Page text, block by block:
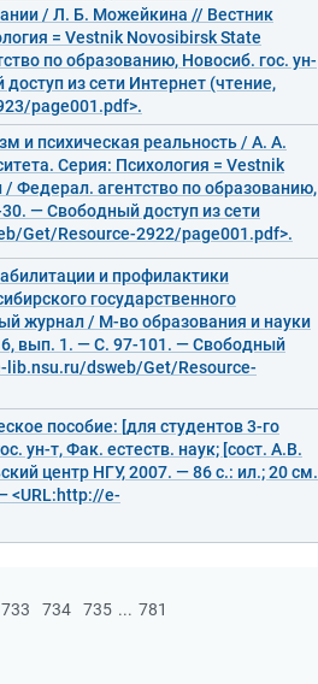
/ Л. Б. Можейкина // Вестник
= Vestnik Novosibirsk State
по образованию, Новосиб. гос. ун-
из сети Интернет (чтение,
page001.pdf>.
и психическая реальность / А. А.
Серия: Психология = Vestnik
Федерал. агентство по образованию,
— Свободный доступ из сети
Get/Resource-2922/page001.pdf>.
и профилактики
государственного
журнал / М-во образования и науки
6, вып. 1. — С. 97-101. — Свободный
lib.nsu.ru/dsweb/Get/Resource-
пособие: [для студентов 3-го
ун-т, Фак. естеств. наук; [сост. А.В.
центр НГУ, 2007. — 86 с.: ил.; 20 см.
<URL:http://e-
733 734 735 ... 781